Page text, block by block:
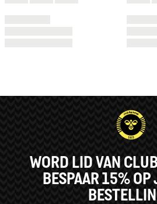
WORD LID VAN
BESPAAR 15% OP